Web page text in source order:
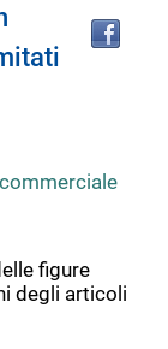
figure
degli articoli